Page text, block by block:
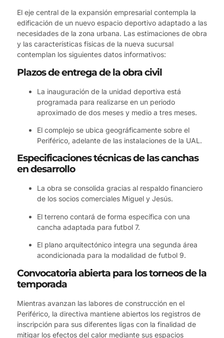
El eje central de la expansión empresarial contempla la
edificación de un nuevo espacio deportivo adaptado a las
necesidades de la zona urbana. Las estimaciones de obra
y las características físicas de la nueva sucursal
contemplan los siguientes datos informativos:
Plazos de entrega de la obra civil
La inauguración de la unidad deportiva está
programada para realizarse en un periodo
aproximado de dos meses y medio a tres meses.
El complejo se ubica geográficamente sobre el
Periférico, adelante de las instalaciones de la UAL.
Especificaciones técnicas de las canchas
en desarrollo
La obra se consolida gracias al respaldo financiero
de los socios comerciales Miguel y Jesús.
El terreno contará de forma específica con una
cancha adaptada para futbol 7.
El plano arquitectónico integra una segunda área
acondicionada para la modalidad de futbol 9.
Convocatoria abierta para los torneos de la
temporada
Mientras avanzan las labores de construcción en el
Periférico, la directiva mantiene abiertos los registros de
inscripción para sus diferentes ligas con la finalidad de
mitigar los efectos del calor mediante sus espacios